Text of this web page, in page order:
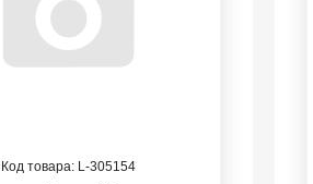
305154